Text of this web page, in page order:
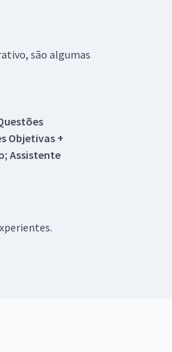
são algumas
Objetivas +
; Assistente